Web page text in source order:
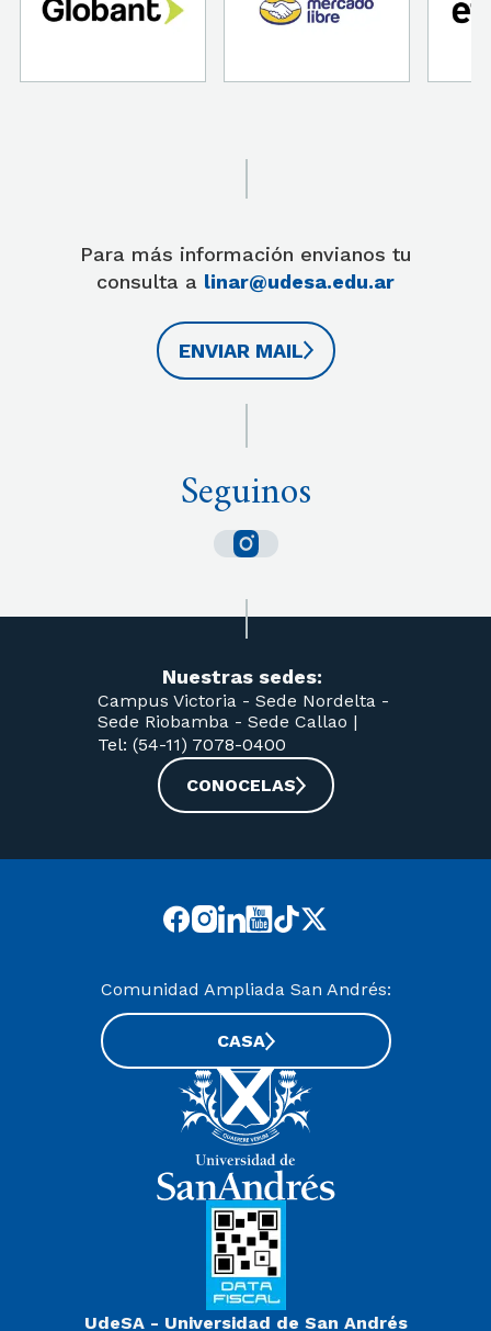
Para más información envianos tu
consulta a linar@udesa.edu.ar​
ENVIAR MAIL
Seguinos
Nuestras sedes:
Campus Victoria - Sede Nordelta -
Sede Riobamba - Sede Callao |
Tel: (54-11) 7078-0400
CONOCELAS
UdeSA - Universidad de San Andrés
Comunidad Ampliada San Andrés:
CASA